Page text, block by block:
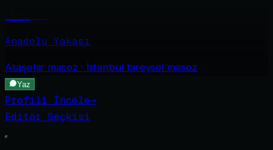
Anadolu Yakası
Ataşehir masöz · İstanbul bireysel masöz
Yaz
Profili İncele→
Editör Seçkisi